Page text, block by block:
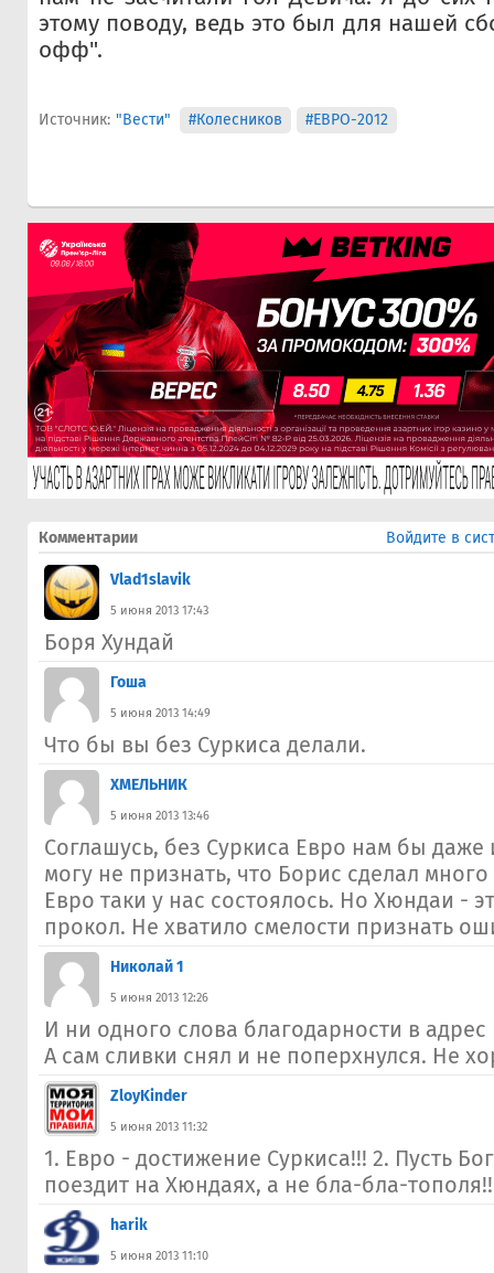
этому поводу, ведь это был для нашей
офф".
Источник: "Вести" #Колесников #ЕВРО-2012
Комментарии Войдите в
Vlad1slavik
5 июня 2013 17:43
Боря Хундай
Гоша
5 июня 2013 14:49
Что бы вы без Суркиса делали.
ХМЕЛЬНИК
5 июня 2013 13:46
Соглашусь, без Суркиса Евро нам бы даже
могу не признать, что Борис сделал
Евро таки у нас состоялось. Но Хюндаи -
прокол. Не хватило смелости признать
Николай 1
5 июня 2013 12:26
И ни одного слова благодарности в
А сам сливки снял и не поперхнулся. Не
ZloyKinder
5 июня 2013 11:32
1. Евро - достижение Суркиса!!! 2. Пусть
поездит на Хюндаях, а не бла-бла-
harik
5 июня 2013 11:10